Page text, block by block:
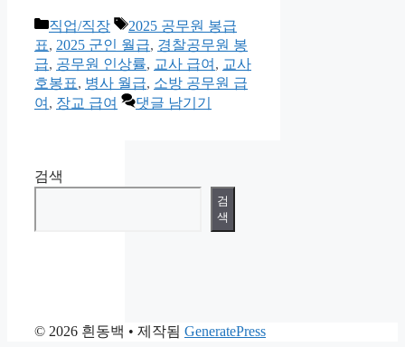
카
테
고
리
직업/직장
태
그
2025 공무원 봉급
표, 2025 군인 월급, 경찰공무원 봉
급, 공무원 인상률, 교사 급여 , 교사
호봉표, 병사 월급, 소방 공무원 급
여 , 장교 급여 댓글 남기기
검색
검
색
© 2026 흰동백 • 제작됨 GeneratePress